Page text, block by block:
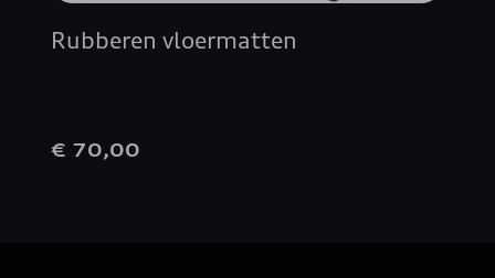
Rubberen vloermatten
€ 70,00